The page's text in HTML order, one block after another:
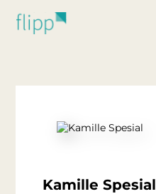
Kamille Spesial